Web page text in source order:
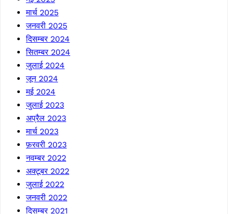
मार्च 2025
जनवरी 2025
दिसम्बर 2024
सितम्बर 2024
जुलाई 2024
जून 2024
मई 2024
जुलाई 2023
अप्रैल 2023
मार्च 2023
फ़रवरी 2023
नवम्बर 2022
अक्टूबर 2022
जुलाई 2022
जनवरी 2022
दिसम्बर 2021